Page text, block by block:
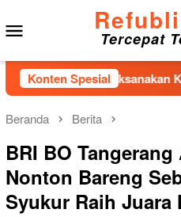
ke
konten
Tercepat
Konten Spesial
Nias Laksanakan
Beranda Berita
BRI BO
Nonton Bareng
Syukur Raih Juara